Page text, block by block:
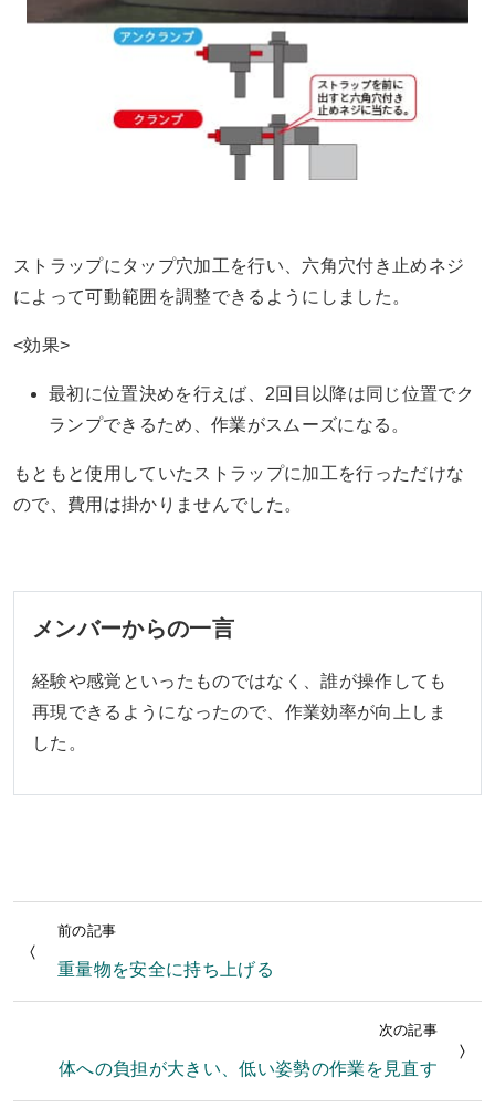
ストラップにタップ穴加工を行い、六角穴付き止めネジ
によって可動範囲を調整できるようにしました。
<効果>
最初に位置決めを行えば、2回目以降は同じ位置でク
ランプできるため、作業がスムーズになる。
もともと使用していたストラップに加工を行っただけな
ので、費用は掛かりませんでした。
メンバーからの一言
経験や感覚といったものではなく、誰が操作しても
再現できるようになったので、作業効率が向上しま
した。
前の記事
重量物を安全に持ち上げる
次の記事
体への負担が大きい、低い姿勢の作業を見直す